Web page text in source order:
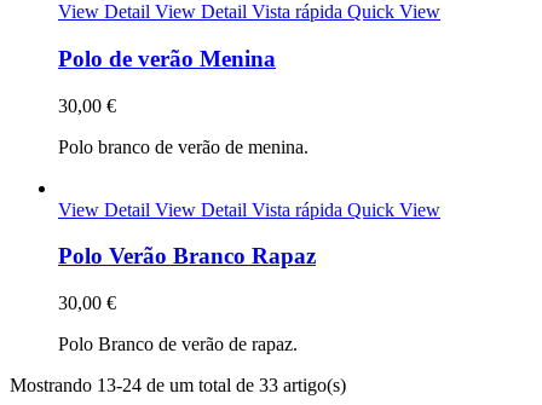
View Detail View Detail Vista rápida Quick View
Polo de verão Menina
30,00 €
Polo branco de verão de menina.
View Detail View Detail Vista rápida Quick View
Polo Verão Branco Rapaz
30,00 €
Polo Branco de verão de rapaz.
Mostrando 13-24 de um total de 33 artigo(s)